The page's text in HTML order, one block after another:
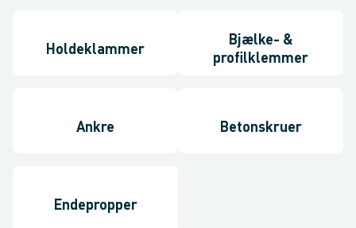
Holdeklammer
Bjælke- &
profilklemmer
Ankre Betonskruer
Endepropper